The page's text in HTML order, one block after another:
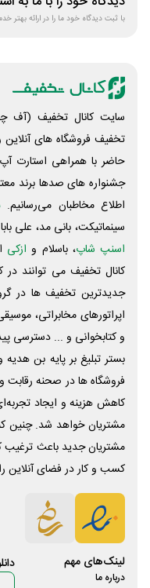
با ثبت دیدگاه خود ما را در ارائه بهتر
سایت کانال تخفیف (آف
تخفیف فروشگاه های
حاضر با همراهی استارت
جشنواره های صدها برند
اطلاع مخاطبان می‌رسانیم.
سینماتیکت، بانی مد، علی‌
اسنپ شاپ، باسلام و ازکی
کانال تخفیف می توانند در
جدیدترین تخفیف ها در
اپراتورهای مخابراتی،
و کتابخوانی و ... دسترسی
بستر تبلیغ بر پایه بن
فروشگاه ها در صحنه رقابت
کاهش هزینه و ایجاد
مشتریان خواهد شد. چنین
مشتریان جدید باعث ترغیب
کسب و کار در فضای آنلاین
لینک‌های مهم
درباره ما